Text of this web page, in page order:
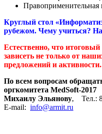
Правоприменительная
Круглый стол
рубежом. Чему учиться?
Естественно, что
зависеть не только от
предложений и активности.
По всем вопросам
оргкомитета MedSoft-2017
Михаилу Эльянову, Тел.:
E-mail: info@armit.ru